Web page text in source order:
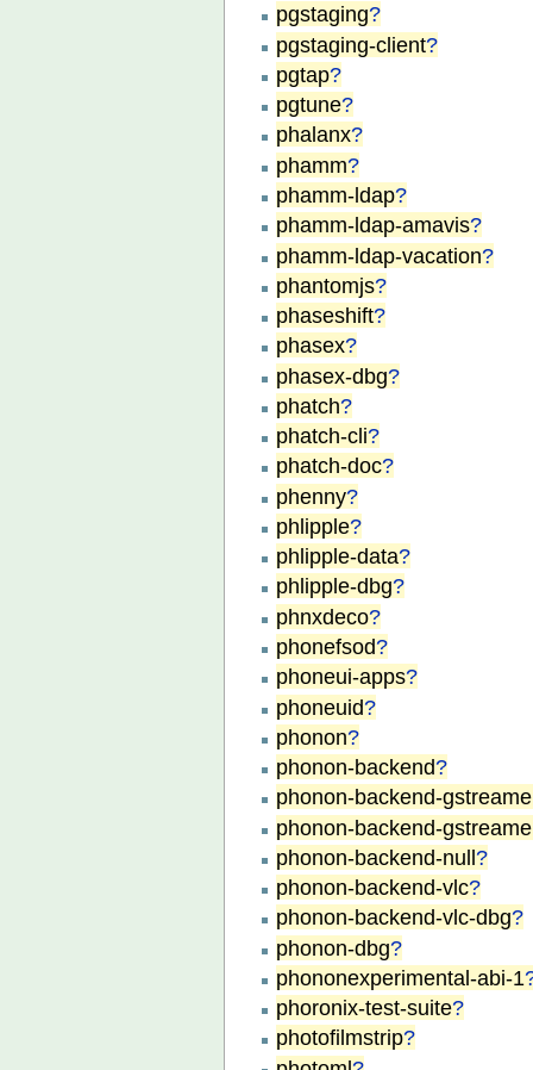
pgstaging?
pgstaging-client?
pgtap?
pgtune?
phalanx?
phamm?
phamm-ldap?
phamm-ldap-amavis?
phamm-ldap-vacation?
phantomjs?
phaseshift?
phasex?
phasex-dbg?
phatch?
phatch-cli?
phatch-doc?
phenny?
phlipple?
phlipple-data?
phlipple-dbg?
phnxdeco?
phonefsod?
phoneui-apps?
phoneuid?
phonon?
phonon-backend?
phonon-backend-
phonon-backend-
phonon-backend-null?
phonon-backend-vlc?
phonon-backend-vlc-dbg?
phonon-dbg?
phononexperimental-abi-1
phoronix-test-suite?
photofilmstrip?